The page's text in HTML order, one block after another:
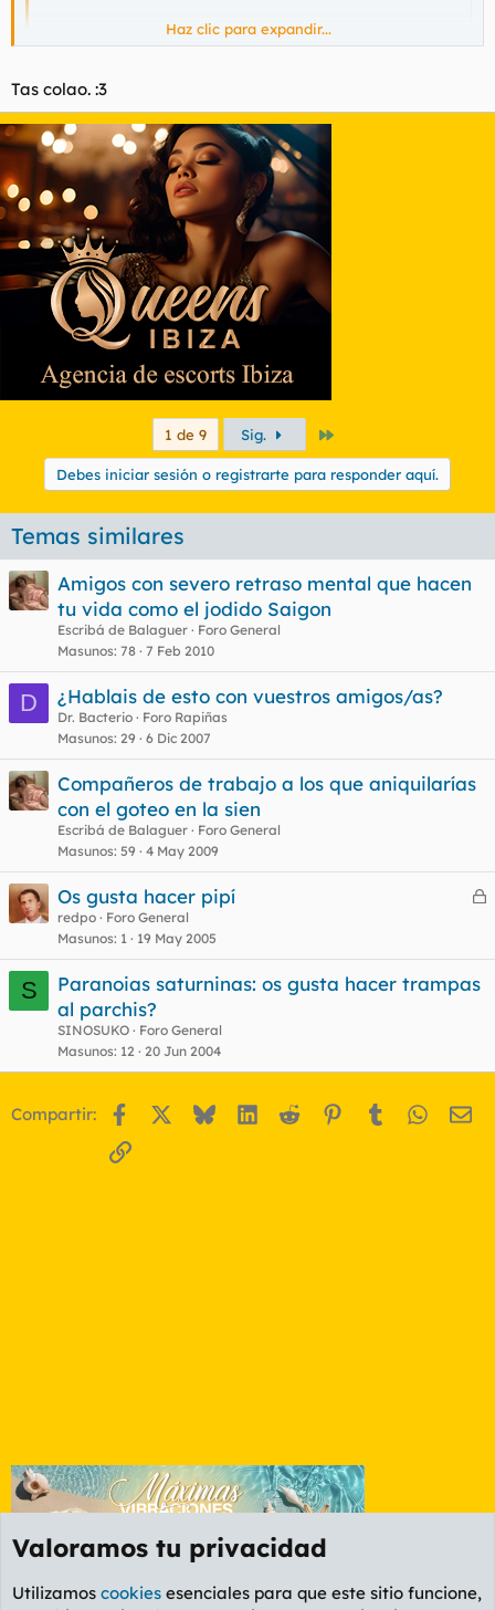
Haz clic para expandir...
Tas colao. :3
1 de 9 Sig.
Debes iniciar sesión o registrarte para responder aquí.
Temas similares
Amigos con severo retraso mental que hacen
tu vida como el jodido Saigon
Escribá de Balaguer
Foro General
Masunos 78 7 Feb 2010
D ¿Hablais de esto con vuestros amigos/as?
Dr. Bacterio
Foro Rapiñas
Masunos 29 6 Dic 2007
Compañeros de trabajo a los que aniquilarías
con el goteo en la sien
Escribá de Balaguer
Foro General
Masunos 59 4 May 2009
C
r
Os gusta hacer pipí
redpo
Foro General
Masunos 1 19 May 2005
S
Paranoias saturninas: os gusta hacer trampas
al parchis?
SINOSUKO
Foro General
Masunos 12 20 Jun 2004
Compartir: Facebook BlueskyLinkedIn
Reddit Pinterest
Tumblr
Enlace
Valoramos tu privacidad
Utilizamos cookies esenciales para que este sitio funcione,